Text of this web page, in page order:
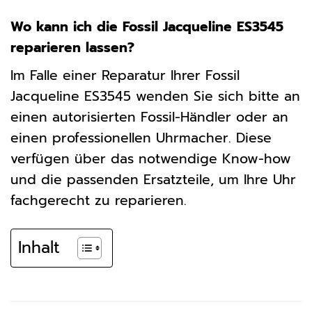
Wo kann ich die Fossil Jacqueline ES3545
reparieren lassen?
Im Falle einer Reparatur Ihrer Fossil
Jacqueline ES3545 wenden Sie sich bitte an
einen autorisierten Fossil-Händler oder an
einen professionellen Uhrmacher. Diese
verfügen über das notwendige Know-how
und die passenden Ersatzteile, um Ihre Uhr
fachgerecht zu reparieren.
Inhalt